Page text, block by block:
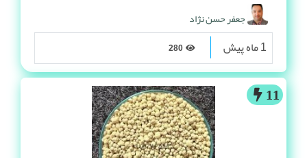
جعفر حسن نژاد
1 ماه پیش
11